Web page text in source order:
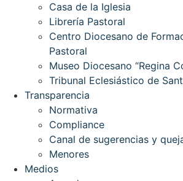
Casa de la Iglesia
Librería Pastoral
Centro Diocesano de
Pastoral
Museo Diocesano “Regina
Tribunal Eclesiástico de
Transparencia
Normativa
Compliance
Canal de sugerencias y
Menores
Medios